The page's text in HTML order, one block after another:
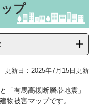
プ
更新日：2025年7月15日更新
「有馬高槻断層帯地震」
物被害マップです。